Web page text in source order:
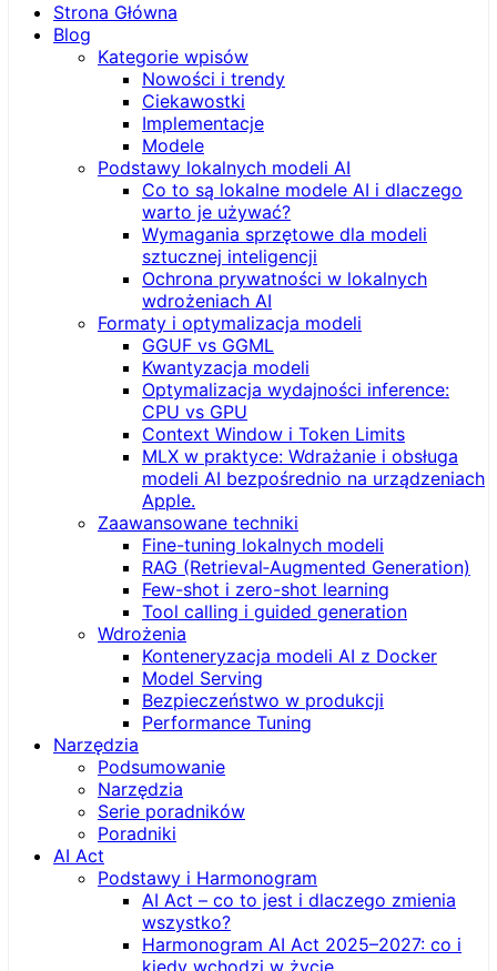
Strona Główna
Blog
Kategorie wpisów
Nowości i trendy
Ciekawostki
Implementacje
Modele
Podstawy lokalnych modeli AI
Co to są lokalne modele AI i dlaczego
warto je używać?
Wymagania sprzętowe dla modeli
sztucznej inteligencji
Ochrona prywatności w lokalnych
wdrożeniach AI
Formaty i optymalizacja modeli
GGUF vs GGML
Kwantyzacja modeli
Optymalizacja wydajności inference:
CPU vs GPU
Context Window i Token Limits
MLX w praktyce: Wdrażanie i obsługa
modeli AI bezpośrednio na urządzeniach
Apple.
Zaawansowane techniki
Fine-tuning lokalnych modeli
RAG (Retrieval‑Augmented Generation)
Few-shot i zero-shot learning
Tool calling i guided generation
Wdrożenia
Konteneryzacja modeli AI z Docker
Model Serving
Bezpieczeństwo w produkcji
Performance Tuning
Narzędzia
Podsumowanie
Narzędzia
Serie poradników
Poradniki
AI Act
Podstawy i Harmonogram
AI Act – co to jest i dlaczego zmienia
wszystko?
Harmonogram AI Act 2025–2027: co i
kiedy wchodzi w życie